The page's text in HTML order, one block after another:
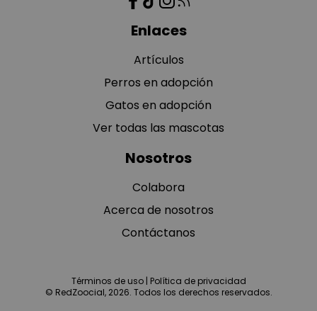
Enlaces
Artículos
Perros en adopción
Gatos en adopción
Ver todas las mascotas
Nosotros
Colabora
Acerca de nosotros
Contáctanos
Términos de uso| Política de privacidad
© RedZoocial, 2026. Todos los derechos reservados.